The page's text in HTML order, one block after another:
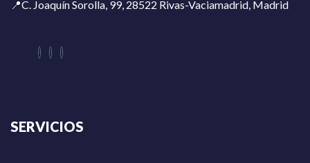
📍C. Joaquín Sorolla, 99, 28522 Rivas-Vaciamadrid, Madrid
SERVICIOS